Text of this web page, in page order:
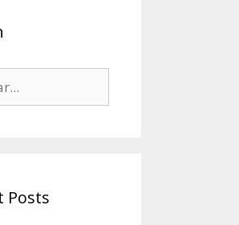
Posts